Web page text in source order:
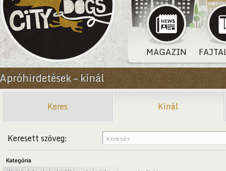
MAGAZIN
Apróhirdetések – kínál
Keres Kínál
Keresett szöveg:
Kategória